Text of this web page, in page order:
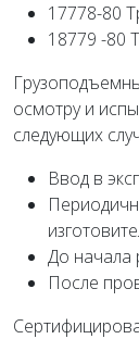
17778-80
18779 -80
осмотру и
следующих
Ввод в
До начала
После